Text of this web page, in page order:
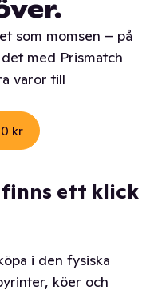
som momsen – på
med Prismatch
varor till
kr
ett klick
i den fysiska
köer och